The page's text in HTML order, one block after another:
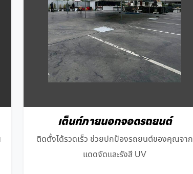
เต็นท์ภายนอกจอดรถยนต์
ติดตั้งได้รวดเร็ว ช่วยปกป้องรถยนต์ของคุณจาก
แดดจัดและรังสี UV